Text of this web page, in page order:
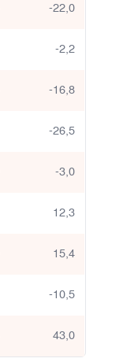
-22,0
-2,2
-16,8
-26,5
-3,0
12,3
15,4
-10,5
43,0